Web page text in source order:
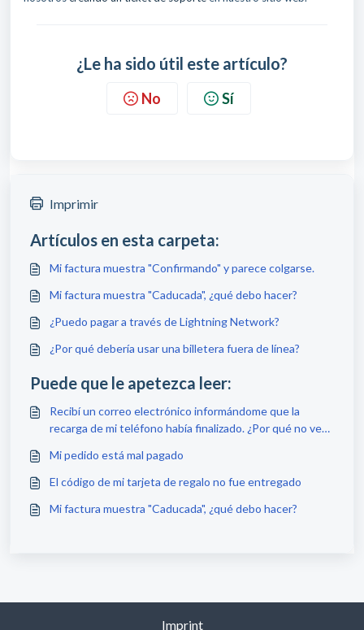
¿Le ha sido útil este artículo?
No Sí
Imprimir
Artículos en esta carpeta:
Mi factura muestra "Confirmando" y parece colgarse.
Mi factura muestra "Caducada", ¿qué debo hacer?
¿Puedo pagar a través de Lightning Network?
¿Por qué debería usar una billetera fuera de línea?
Puede que le apetezca leer:
Recibí un correo electrónico informándome que la
recarga de mi teléfono había finalizado. ¿Por qué no veo
Mi pedido está mal pagado
El código de mi tarjeta de regalo no fue entregado
Mi factura muestra "Caducada", ¿qué debo hacer?
Imprint